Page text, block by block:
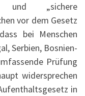
und „sichere
vor dem Gesetz
bei Menschen
Serbien, Bosnien-
Prüfung
widersprechen
in